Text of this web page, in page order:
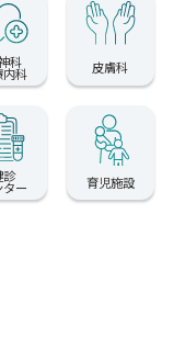
科
内科 皮膚科
診
ー 育児施設